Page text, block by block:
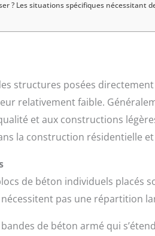
? Les situations spécifiques nécessitant
structures posées
relativement faible.
et aux constructions
la construction résidentielle
de béton individuels placés
pas une répartition
de béton armé qui